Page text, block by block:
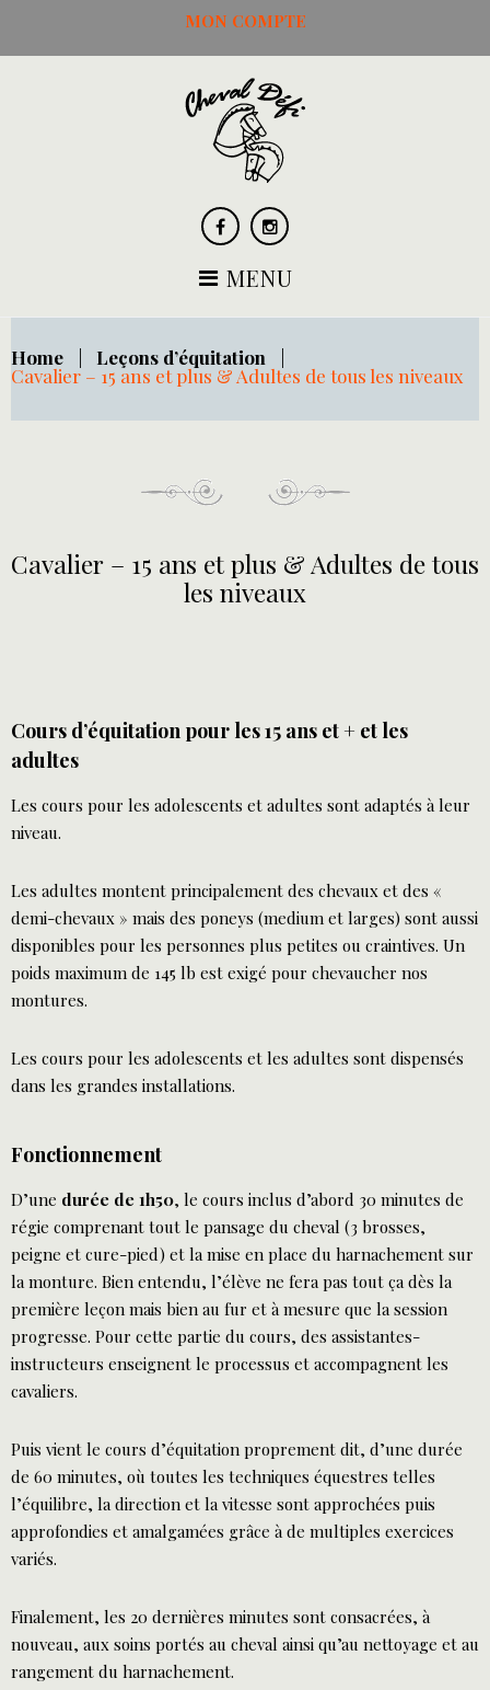
MON COMPTE
MENU
Home Leçons d’équitation
Cavalier – 15 ans et plus & Adultes de tous les niveaux
ans
et
tous
les
niveaux
Cavalier – 15 ans et plus & Adultes de tous
les niveaux
Cours d’équitation pour les 15 ans et + et les
adultes
Les cours pour les adolescents et adultes sont adaptés à leur
niveau.
Les adultes montent principalement des chevaux et des «
demi-chevaux » mais des poneys (medium et larges) sont aussi
disponibles pour les personnes plus petites ou craintives. Un
poids maximum de 145 lb est exigé pour chevaucher nos
montures.
Les cours pour les adolescents et les adultes sont dispensés
dans les grandes installations.
Fonctionnement
D’une durée de 1h50, le cours inclus d’abord 30 minutes de
régie comprenant tout le pansage du cheval (3 brosses,
peigne et cure-pied) et la mise en place du harnachement sur
la monture. Bien entendu, l’élève ne fera pas tout ça dès la
première leçon mais bien au fur et à mesure que la session
progresse. Pour cette partie du cours, des assistantes-
instructeurs enseignent le processus et accompagnent les
cavaliers.
Puis vient le cours d’équitation proprement dit, d’une durée
de 60 minutes, où toutes les techniques équestres telles
l’équilibre, la direction et la vitesse sont approchées puis
approfondies et amalgamées grâce à de multiples exercices
variés.
Finalement, les 20 dernières minutes sont consacrées, à
nouveau, aux soins portés au cheval ainsi qu’au nettoyage et au
rangement du harnachement.